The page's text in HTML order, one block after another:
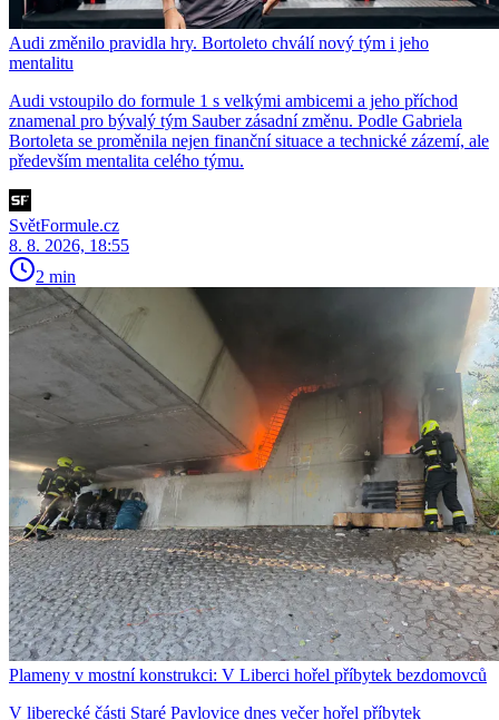
Audi změnilo pravidla hry. Bortoleto chválí nový tým i jeho
mentalitu
Audi vstoupilo do formule 1 s velkými ambicemi a jeho příchod
znamenal pro bývalý tým Sauber zásadní změnu. Podle Gabriela
Bortoleta se proměnila nejen finanční situace a technické zázemí, ale
především mentalita celého týmu.
SvětFormule.cz
8. 8. 2026, 18:55
2 min
Plameny v mostní konstrukci: V Liberci hořel příbytek bezdomovců
V liberecké části Staré Pavlovice dnes večer hořel příbytek